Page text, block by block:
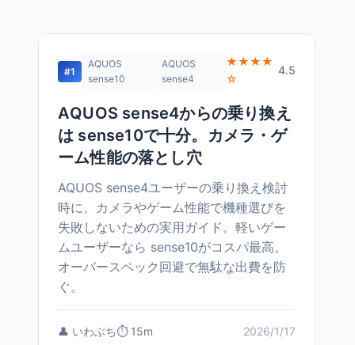
#1
AQUOS
sense10
AQUOS
sense4
★★★★
☆
4.5
AQUOS sense4からの乗り換え
は sense10で十分。カメラ・ゲ
ーム性能の落とし穴
AQUOS sense4ユーザーの乗り換え検討
時に、カメラやゲーム性能で機種選びを
失敗しないための実用ガイド。軽いゲー
ムユーザーなら sense10がコスパ最高。
オーバースペック回避で無駄な出費を防
ぐ。
👤 いわぶち⏱️ 15m 2026/1/17